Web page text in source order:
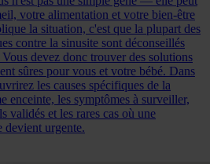
votre alimentation et votre bien-être
la situation, c'est que la plupart des
contre la sinusite sont déconseillés
Vous devez donc trouver des solutions
sûres pour vous et votre bébé. Dans
les causes spécifiques de la
enceinte, les symptômes à surveiller,
validés et les rares cas où une
devient urgente.